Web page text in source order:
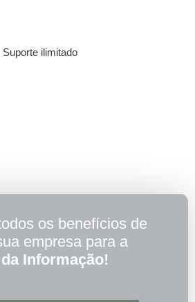
Suporte ilimitado
os benefícios de
empresa para a
Informação!